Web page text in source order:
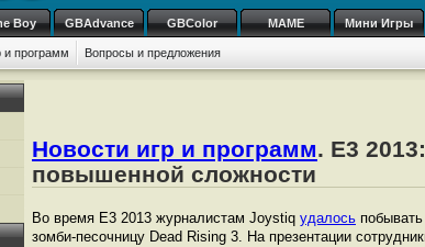
Boy GBAdvance GBColor MAME Мини Игры
и программ Вопросы и предложения
Новости игр и программ. Е3
повышенной сложности
Во время Е3 2013 журналистам Joystiq удалось
зомби-песочницу Dead Rising 3. На презентации